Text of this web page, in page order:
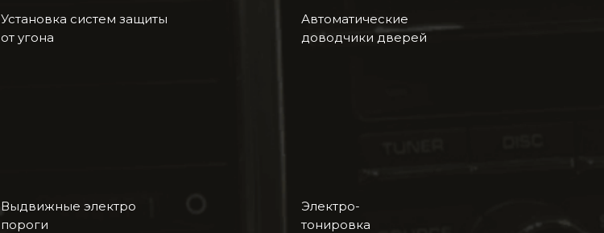
Электро-
тонировка
Выдвижные электро
пороги
Автоматические
доводчики дверей
Установка систем защиты
от угона